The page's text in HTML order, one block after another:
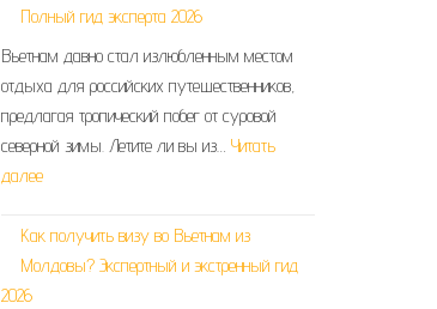
Полный гид эксперта 2026
Вьетнам давно стал излюбленным местом
отдыха для российских путешественников,
предлагая тропический побег от суровой
северной зимы. Летите ли вы из… Читать
далее
Как получить визу во Вьетнам из
Молдовы? Экспертный и экстренный гид
2026